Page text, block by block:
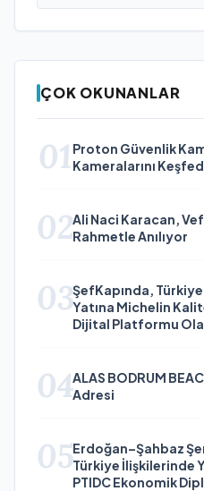
ÇOK OKUNANLAR
01 Proton Güvenlik
Kameralarını
02Ali Naci Karacan,
Rahmetle Anılıyor
03ŞefKapında,
Yatına Michelin
Dijital Platformu
04ALAS BODRUM
Adresi
05Erdoğan–Şahbaz
Türkiye İlişkilerinde
PTIDC Ekonomik